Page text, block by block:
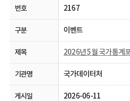
2167
이벤트
국가데이터처
2026-06-11